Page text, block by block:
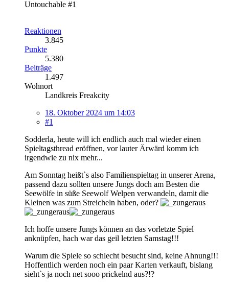
Untouchable #1
Reaktionen
3.845
Punkte
5.380
Beiträge
1.497
Wohnort
Landkreis Freakcity
18. Oktober 2024 um 14:03
#1
Sodderla, heute will ich endlich auch mal wieder einen
Spieltagsthread eröffnen, vor lauter Ärwärd komm ich
irgendwie zu nix mehr...
Am Sonntag heißt`s also Familienspieltag in unserer Arena,
passend dazu sollten unsere Jungs doch am Besten die
Seewölfe in süße Seewolf Welpen verwandeln, damit die
Kleinen was zum Streicheln haben, oder?
Ich hoffe unsere Jungs können an das vorletzte Spiel
anknüpfen, hach war das geil letzten Samstag!!!
Warum die Spiele so schlecht besucht sind, keine Ahnung!!!
Hoffentlich werden noch ein paar Karten verkauft, bislang
sieht`s ja noch net sooo prickelnd aus?!?